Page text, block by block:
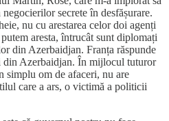
secrete în desfășurare.
nu cu arestarea celor doi agenți
aresta, întrucât sunt diplomați
din Azerbaidjan. Franța răspunde
din Azerbaidjan. În mijlocul tuturor
simplu om de afaceri, nu are
care a ars, o victimă a politicii